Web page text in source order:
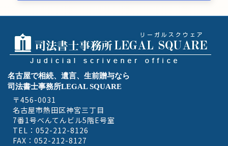
名古屋で相続、遺言、生前贈与なら
司法書士事務所LEGAL SQUARE
〒456-0031
名古屋市熱田区神宮三丁目
7番1号べんてんビル5階E号室
TEL：052-212-8126
FAX：052-212-8127